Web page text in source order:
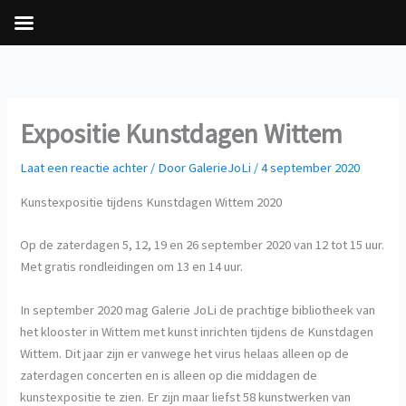
inhoudExpositie Kunstdagen Wittem
Laat een reactie achter / DoorGalerieJoLi /4 september 2020
Kunstexpositie tijdens Kunstdagen Wittem 2020
Op de zaterdagen 5, 12, 19 en 26 september 2020 van 12 tot 15 uur.
Met gratis rondleidingen om 13 en 14 uur.
In september 2020 mag Galerie JoLi de prachtige bibliotheek van
het klooster in Wittem met kunst inrichten tijdens de Kunstdagen
Wittem. Dit jaar zijn er vanwege het virus helaas alleen op de
zaterdagen concerten en is alleen op die middagen de
kunstexpositie te zien. Er zijn maar liefst 58 kunstwerken van